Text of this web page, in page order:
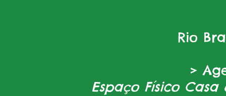
Rio
>
Espaço Físico Casa